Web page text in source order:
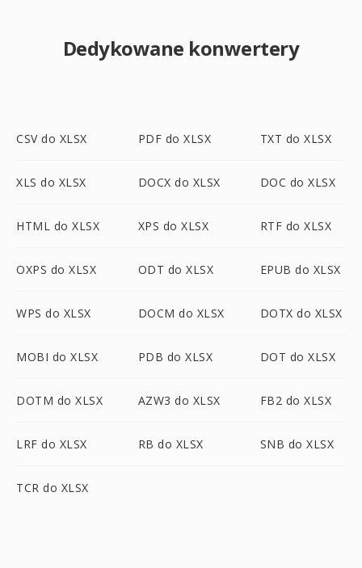
Dedykowane konwertery
CSV do XLSX PDF do XLSX TXT do XLSX
XLS do XLSX DOCX do XLSX DOC do XLSX
HTML do XLSX XPS do XLSX RTF do XLSX
OXPS do XLSX ODT do XLSX EPUB do XLSX
WPS do XLSX DOCM do XLSX DOTX do XLSX
MOBI do XLSX PDB do XLSX DOT do XLSX
DOTM do XLSX AZW3 do XLSX FB2 do XLSX
LRF do XLSX RB do XLSX SNB do XLSX
TCR do XLSX